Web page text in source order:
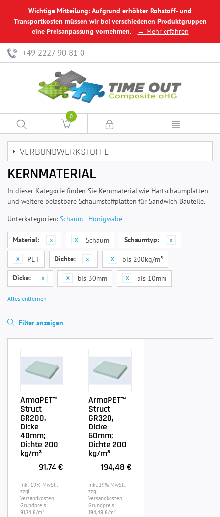
Wichtige Mitteilung: Aufgrund erhöhter Rohstoff- und
Transportkosten müssen wir bei verschiedenen Produktgruppen
eine Preisanpassung vornehmen.
→ Mehr erfahren
+49 2227 90 81 0
0
VERBUNDWERKSTOFFE
KERNMATERIAL
In dieser Kategorie finden Sie Kernmaterial wie Hartschaumplatten
und weitere belastbare Schaumstoffplatten für Sandwich Bauteile.
Unterkategorien: Schaum- Honigwabe
Material: Schaum Schaumtyp:
PET Dichte: bis 200kg/m³
Dicke: bis 30mm bis 10mm
Alles entfernen
Filter anzeigen
ArmaPET™
Struct
GR200,
Dicke
40mm;
Dichte 200
kg/m³
91,74 €
Inkl. 19% MwSt.,
zzgl.
Versandkosten
Grundpreis:
91,74 €/m²
ArmaPET™
Struct
GR320,
Dicke
60mm;
Dichte 200
kg/m³
194,48 €
Inkl. 19% MwSt.,
zzgl.
Versandkosten
Grundpreis:
194,48 €/m²